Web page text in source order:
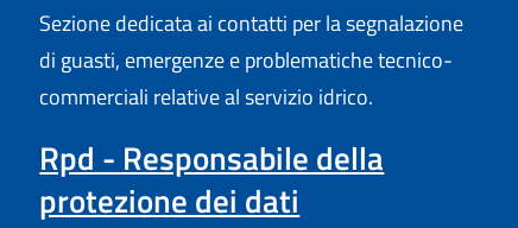
Sezione dedicata ai contatti per la segnalazione
di guasti, emergenze e problematiche tecnico-
commerciali relative al servizio idrico.
Rpd - Responsabile della
protezione dei dati